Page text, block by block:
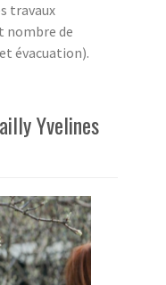
travaux
nombre de
évacuation).
Yvelines